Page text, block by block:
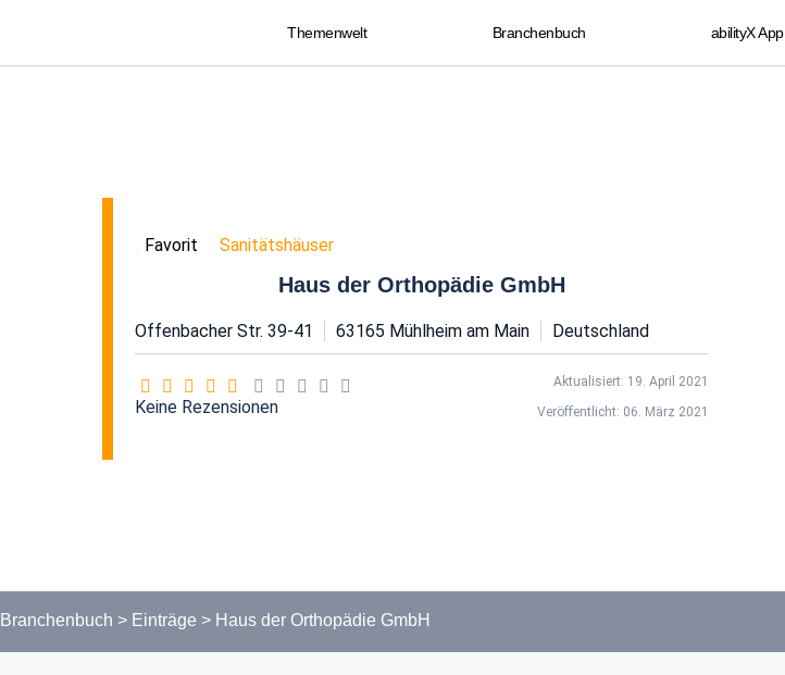
Themenwelt Branchenbuch abilityX App
Favorit Sanitätshäuser
Haus der Orthopädie GmbH
Offenbacher Str. 39-41 63165 Mühlheim am Main Deutschland
Keine Rezensionen
Aktualisiert: 19. April 2021
Veröffentlicht: 06. März 2021
Branchenbuch > Einträge > Haus der Orthopädie GmbH